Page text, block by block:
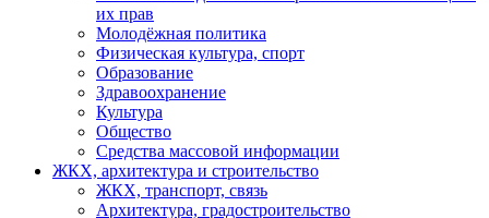
их прав
Молодёжная политика
Физическая культура, спорт
Образование
Здравоохранение
Культура
Общество
Средства массовой информации
ЖКХ, архитектура и строительство
ЖКХ, транспорт, связь
Архитектура, градостроительство